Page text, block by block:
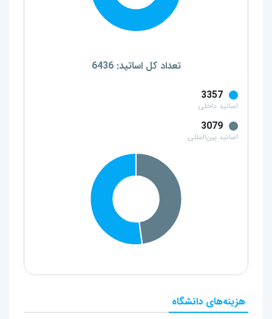
تعداد کل اساتید: 6436
3357
اساتید داخلی
3079
اساتید بین‌المللی
هزینه‌های دانشگاه